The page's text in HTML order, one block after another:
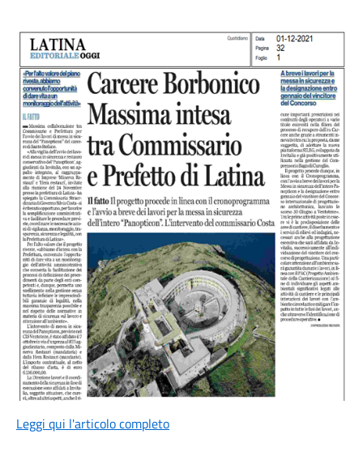
Leggi qui l'articolo completo